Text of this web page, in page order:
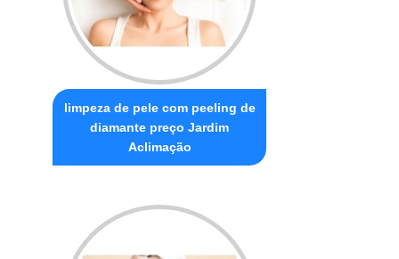
limpeza de pele com peeling de
diamante preço Jardim
Aclimação